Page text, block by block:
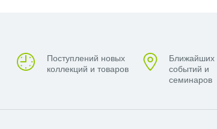
Поступлений новых
коллекций и товаров
Ближайших
событий и
семинаров